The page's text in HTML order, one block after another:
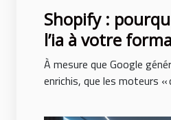
Shopify :
l’ia à votre
n’est plus
À mesure que Google
enrichis, que les moteurs «